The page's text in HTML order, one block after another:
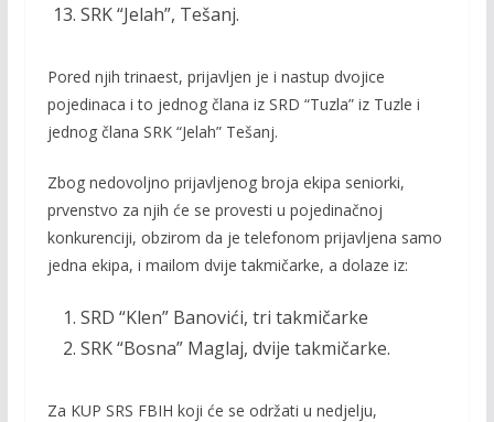
SRK “Jelah”, Tešanj.
Pored njih trinaest, prijavljen je i nastup dvojice
pojedinaca i to jednog člana iz SRD “Tuzla” iz Tuzle i
jednog člana SRK “Jelah” Tešanj.
Zbog nedovoljno prijavljenog broja ekipa seniorki,
prvenstvo za njih će se provesti u pojedinačnoj
konkurenciji, obzirom da je telefonom prijavljena samo
jedna ekipa, i mailom dvije takmičarke, a dolaze iz:
SRD “Klen” Banovići, tri takmičarke
SRK “Bosna” Maglaj, dvije takmičarke.
Za KUP SRS FBIH koji će se održati u nedjelju,